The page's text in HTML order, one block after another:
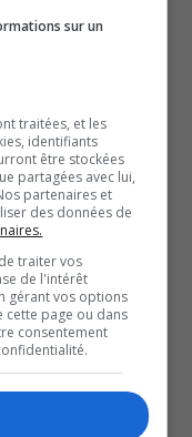
un compte-
au
étaient gelés
du défunt
plus tard.
financière.
Belzil-Lacasse,
vigilant.
sur un
traitées, et les
identifiants
être stockées
partagées avec lui,
partenaires et
des données de
traiter vos
de l'intérêt
gérant vos options
cette page ou dans
consentement